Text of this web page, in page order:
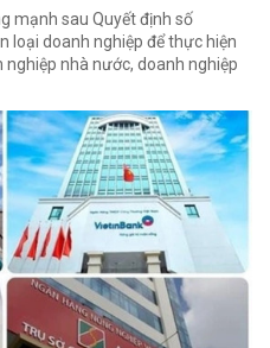
mạnh sau Quyết định số
loại doanh nghiệp để thực hiện
nhà nước, doanh nghiệp